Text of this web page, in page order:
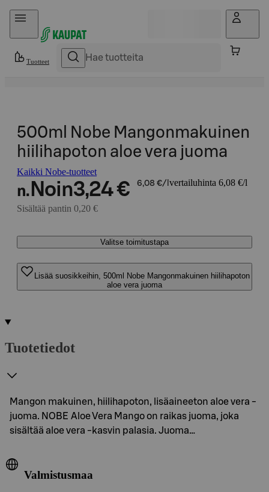
Hyppää sisältöön
Tuotteet
500ml Nobe Mangonmakuinen
hiilihapoton aloe vera juoma
Kaikki Nobe-tuotteet
n. Noin3,24 € 6,08 €/l vertailuhinta 6,08 €/l
Sisältää pantin 0,20 €
Valitse toimitustapa
Lisää suosikkeihin, 500ml Nobe Mangonmakuinen hiilihapoton
aloe vera juoma
Tuotetiedot
Mangon makuinen, hiilihapoton, lisäaineeton aloe vera -
juoma. NOBE Aloe Vera Mango on raikas juoma, joka
sisältää aloe vera -kasvin palasia. Juoma…
Valmistusmaa